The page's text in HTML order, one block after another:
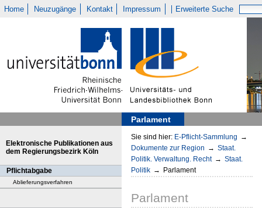
Home Neuzugänge Kontakt Impressum Erweiterte Suche
Parlament
Elektronische Publikationen aus
dem Regierungsbezirk Köln
Pflichtabgabe
Ablieferungsverfahren
Sie sind hier: E-Pflicht-Sammlung →
Dokumente zur Region → Staat.
Politik. Verwaltung. Recht → Staat.
Politik → Parlament
Parlament